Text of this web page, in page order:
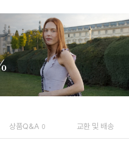
상품Q&A 0 교환 및 배송